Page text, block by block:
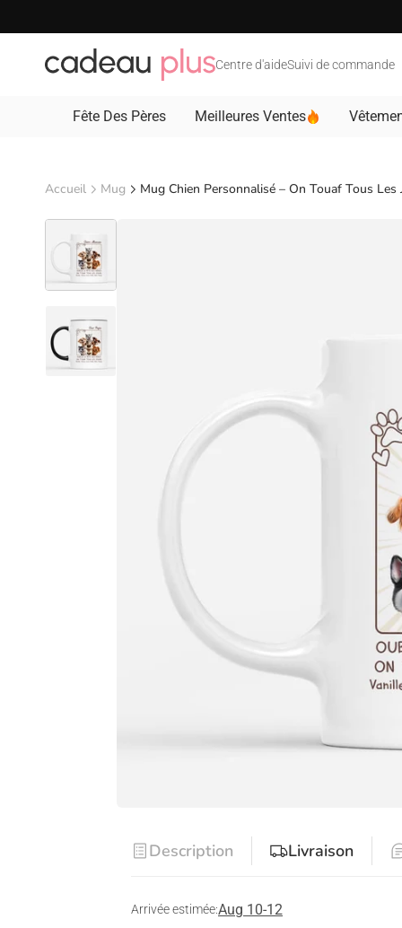
Centre d'aideSuivi de commande
Fête Des Pères Meilleures Ventes
Accueil Mug Mug Chien Personnalisé – On Touaf Tous Les
Description Livraison
Arrivée estimée:Aug 10-12